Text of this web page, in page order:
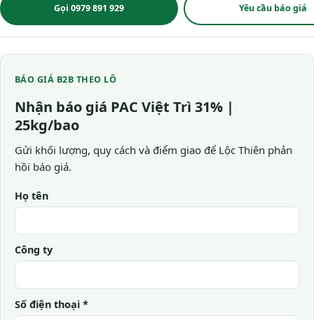
Gọi 0979 891 929 Yêu cầu báo giá
BÁO GIÁ B2B THEO LÔ
Nhận báo giá PAC Việt Trì 31% |
25kg/bao
Gửi khối lượng, quy cách và điểm giao để Lộc Thiên phản
hồi báo giá.
Họ tên
Công ty
Số điện thoại *